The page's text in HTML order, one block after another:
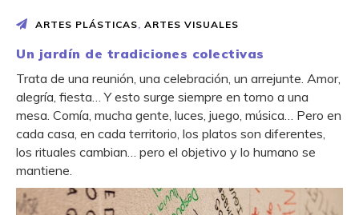
ARTES PLÁSTICAS, ARTES VISUALES
Un jardín de tradiciones colectivas
Trata de una reunión, una celebración, un arrejunte. Amor,
alegría, fiesta… Y esto surge siempre en torno a una
mesa. Comía, mucha gente, luces, juego, música… Pero en
cada casa, en cada territorio, los platos son diferentes,
los rituales cambian… pero el objetivo y lo humano se
mantiene.